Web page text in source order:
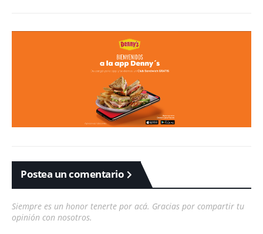
Postea un comentario
Siempre es un honor tenerte por acá. Gracias por compartir tu
opinión con nosotros.